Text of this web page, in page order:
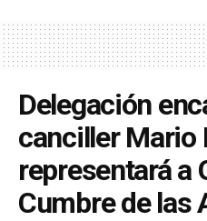
Delegación
canciller Mario
representará a
Cumbre de las